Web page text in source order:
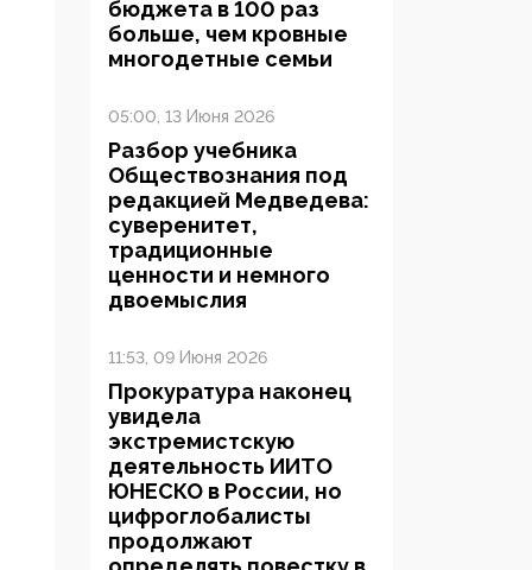
бюджета в 100 раз
больше, чем кровные
многодетные семьи
05:00, 13 Июня 2026
Разбор учебника
Обществознания под
редакцией Медведева:
суверенитет,
традиционные
ценности и немного
двоемыслия
11:53, 09 Июня 2026
Прокуратура наконец
увидела
экстремистскую
деятельность ИИТО
ЮНЕСКО в России, но
цифроглобалисты
продолжают